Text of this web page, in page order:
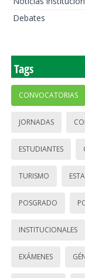
Debates
Tags
CONVOCATORIAS
JORNADAS
ESTUDIANTES
TURISMO
POSGRADO
INSTITUCIONALES
EXÁMENES